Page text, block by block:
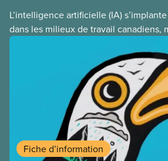
L’intelligence artificielle (IA)
dans les milieux de travail canadiens,
manque de lois et de règlements pour
de tests menés en amont. Le présent
d’information porte sur la
énergétique de l’IA, ses conséquences
environnementales, le rôle du secteur
l’intensification de ces conséquences
mesures à adopter pour les prévenir.
Fiche d’information